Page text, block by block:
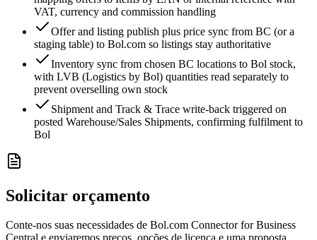
VAT, currency and commission handling
Offer and listing publish plus price sync from BC (or a
staging table) to Bol.com so listings stay authoritative
Inventory sync from chosen BC locations to Bol stock,
with LVB (Logistics by Bol) quantities read separately to
prevent overselling own stock
Shipment and Track & Trace write-back triggered on
posted Warehouse/Sales Shipments, confirming fulfilment to
Bol
Solicitar orçamento
Conte-nos suas necessidades de Bol.com Connector for Business